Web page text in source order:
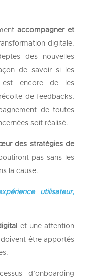
accompagner et
digitale.
des nouvelles
de savoir si les
est encore de les
de feedbacks,
de toutes
soit réalisé.
des stratégies de
pas sans les
la cause.
utilisateur,
et une attention
être apportés
d’onboarding